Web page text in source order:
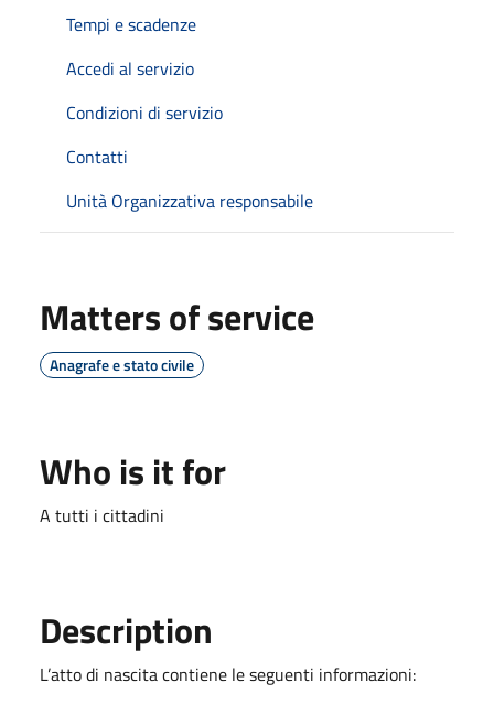
Tempi e scadenze
Accedi al servizio
Condizioni di servizio
Contatti
Unità Organizzativa responsabile
Matters of service
Anagrafe e stato civile
Who is it for
A tutti i cittadini
Description
L’atto di nascita contiene le seguenti informazioni: